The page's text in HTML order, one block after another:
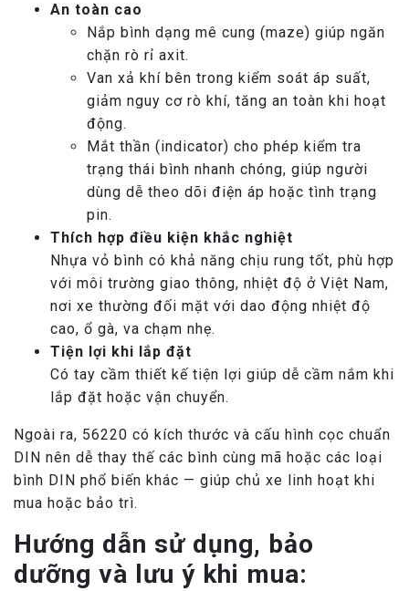
An toàn cao
Nắp bình dạng mê cung (maze) giúp ngăn
chặn rò rỉ axit.
Van xả khí bên trong kiểm soát áp suất,
giảm nguy cơ rò khí, tăng an toàn khi hoạt
động.
Mắt thần (indicator) cho phép kiểm tra
trạng thái bình nhanh chóng, giúp người
dùng dễ theo dõi điện áp hoặc tình trạng
pin.
Thích hợp điều kiện khắc nghiệt
Nhựa vỏ bình có khả năng chịu rung tốt, phù hợp
với môi trường giao thông, nhiệt độ ở Việt Nam,
nơi xe thường đối mặt với dao động nhiệt độ
cao, ổ gà, va chạm nhẹ.
Tiện lợi khi lắp đặt
Có tay cầm thiết kế tiện lợi giúp dễ cầm nắm khi
lắp đặt hoặc vận chuyển.
Ngoài ra, 56220 có kích thước và cấu hình cọc chuẩn
DIN nên dễ thay thế các bình cùng mã hoặc các loại
bình DIN phổ biến khác — giúp chủ xe linh hoạt khi
mua hoặc bảo trì.
Hướng dẫn sử dụng, bảo
dưỡng và lưu ý khi mua: